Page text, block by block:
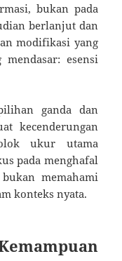
bukan pada
berlanjut dan
modifikasi yang
esensi
ganda dan
kecenderungan
ukur utama
pada menghafal
memahami
konteks nyata.